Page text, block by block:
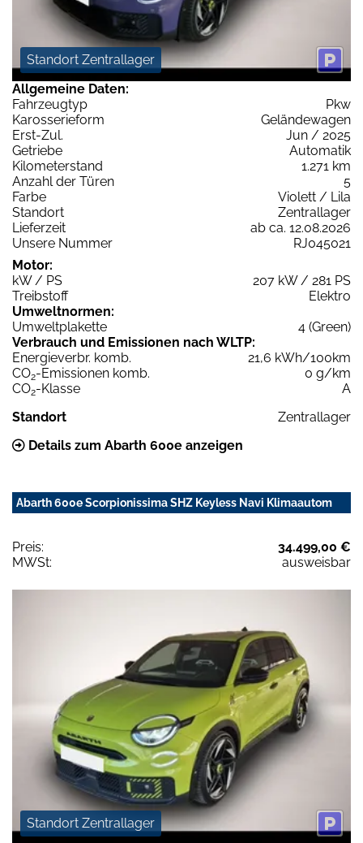
Standort Zentrallager
Allgemeine Daten:
Fahrzeugtyp
Pkw
Karosserieform
Geländewagen
Erst-Zul.
Jun / 2025
Getriebe
Automatik
Kilometerstand
1.271 km
Anzahl der Türen
5
Farbe
Violett / Lila
Standort
Zentrallager
Lieferzeit
ab ca. 12.08.2026
Unsere Nummer
RJ045021
Motor:
kW / PS
207 kW / 281 PS
Treibstoff
Elektro
Umweltnormen:
Umweltplakette
4 (Green)
Verbrauch und Emissionen nach WLTP:
Energieverbr. komb.
21,6 kWh/100km
CO2-Emissionen komb.
0 g/km
CO2-Klasse
A
Standort
Zentrallager
Details zum Abarth 600e anzeigen
Abarth 600e Scorpionissima SHZ Keyless Navi Klimaautom
Preis:
34.499,00 €
MWSt:
ausweisbar
Standort Zentrallager